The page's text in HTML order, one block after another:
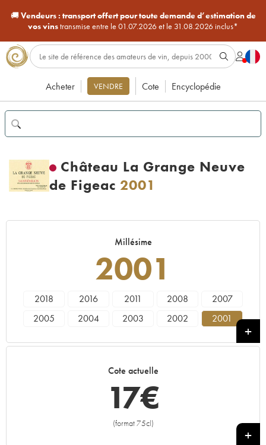
🚚Vendeurs : transport offert pour toute demande d’estimation de
vos vinstransmise entre le 01.07.2026 et le 31.08.2026 inclus*
Acheter VENDRE Cote Encyclopédie
Château La Grange Neuve
de Figeac 2001
Millésime
2001
2018 2016 2011 2008
2007
2005
2004 2003 2002
2001
Cote actuelle
17€
(format 75cl)
+